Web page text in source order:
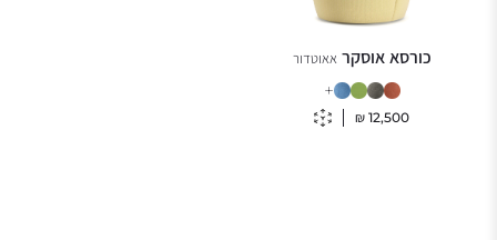
כורסא אוסקראאוטדור
12,500
₪
+